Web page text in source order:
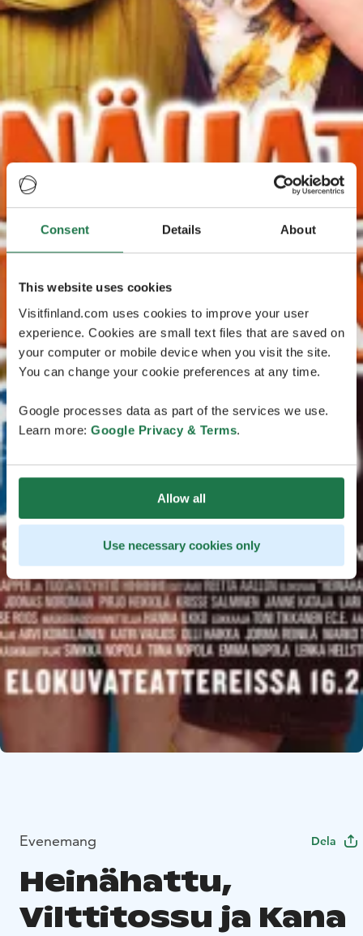
Consent Details About
This website uses cookies
Visitfinland.com uses cookies to improve your user
experience. Cookies are small text files that are saved on
your computer or mobile device when you visit the site.
You can change your cookie preferences at any time.
Google processes data as part of the services we use.
Learn more: Google Privacy & Terms.
Allow all
Use necessary cookies only
Evenemang Dela
Heinähattu,
Vilttitossu ja Kana